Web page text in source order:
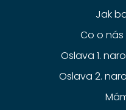
Jak
Co o nás
Oslava 1.
Oslava 2.